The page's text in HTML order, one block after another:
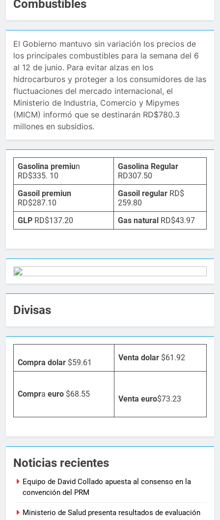
Combustibles
El Gobierno mantuvo sin variación los precios de
los principales combustibles para la semana del 6
al 12 de junio. Para evitar alzas en los
hidrocarburos y proteger a los consumidores de las
fluctuaciones del mercado internacional, el
Ministerio de Industria, Comercio y Mipymes
(MICM) informó que se destinarán RD$780.3
millones en subsidios.
Gasolina premiun
RD$335. 10
Gasolina Regular
RD307.50
Gasoil premiun
RD$287.10
Gasoil regular RD$
259.80
GLP RD$137.20 Gas natural RD$43.97
Divisas
Compra dolar $59.61
Venta dolar $61.92
Compra euro $68.55
Venta euro$73.23
Noticias recientes
Equipo de David Collado apuesta al consenso en la
convención del PRM
Ministerio de Salud presenta resultados de evaluación